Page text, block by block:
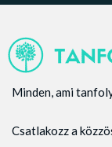
Minden, ami
Csatlakozz a